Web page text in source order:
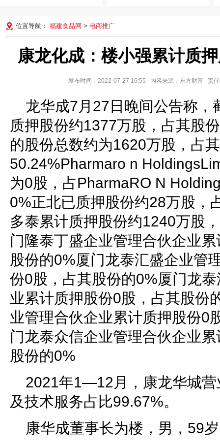
位置导航： 福建食品网 > 电商推广
康龙化成：楼小强累计质
发布时间：2022-07-27 16:55 内容来源：东方财富 责
龙华成7月27日晚间公告称，
质押股份约1377万股，占其股
的股份总数约为1620万股，占
50.24%Pharmaro n
为0股，占PharmaRO N
0%正北已质押股份约28万股，
多泰累计质押股份约1240万股
门隆泰丁盛企业管理合伙企业
股份的0%厦门龙泰汇盛企业管
份0股，占其股份的0%厦门龙
业累计质押股份0股，占其股份
业管理合伙企业累计质押股份0
门龙泰众信企业管理合伙企业
股份的0%
2021年1—12月，康龙华城营
及技术服务占比99.67%。
康华成董事长为楼，男，59